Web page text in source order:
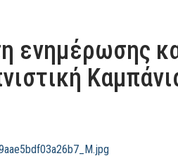
ενημέρωσης